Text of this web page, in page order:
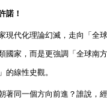
諾！
現代化理論幻滅，走向「
國家，而是更強調「全球
的線性史觀。
著同一個方向前進？誰說，